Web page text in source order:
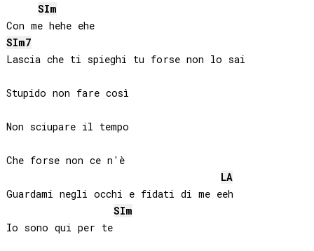
SIm
Con me hehe ehe
SIm7
Lascia che ti spieghi tu forse non lo sai
Stupido non fare così
Non sciupare il tempo
Che forse non ce n'è
LA
Guardami negli occhi e fidati di me eeh
SIm
Io sono qui per te